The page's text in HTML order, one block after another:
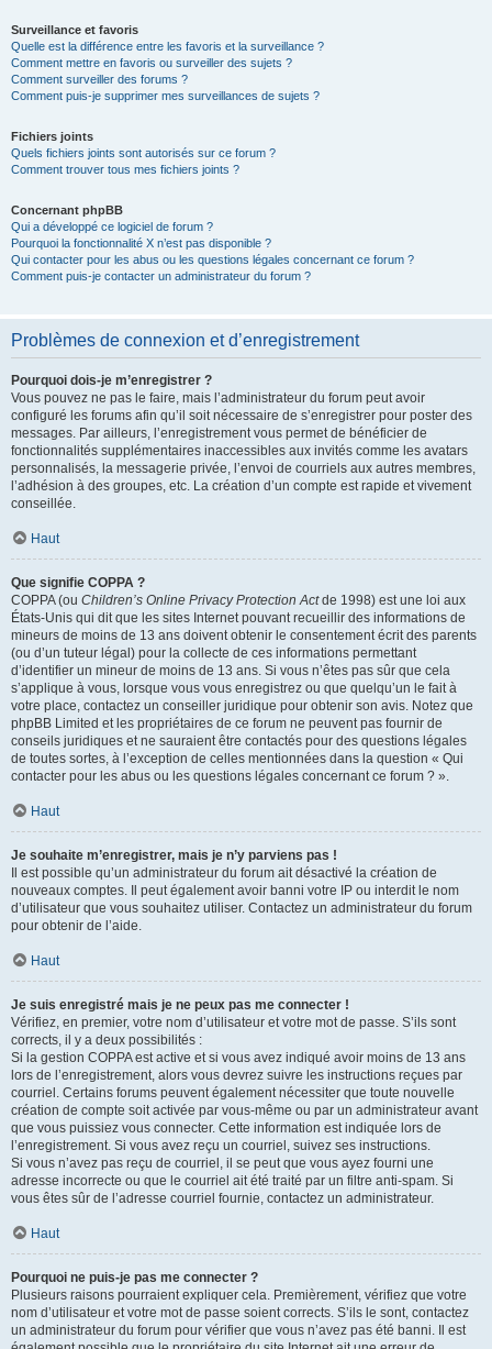
Surveillance et favoris
Quelle est la différence entre les favoris et la surveillance ?
Comment mettre en favoris ou surveiller des sujets ?
Comment surveiller des forums ?
Comment puis-je supprimer mes surveillances de sujets ?
Fichiers joints
Quels fichiers joints sont autorisés sur ce forum ?
Comment trouver tous mes fichiers joints ?
Concernant phpBB
Qui a développé ce logiciel de forum ?
Pourquoi la fonctionnalité X n’est pas disponible ?
Qui contacter pour les abus ou les questions légales concernant ce forum ?
Comment puis-je contacter un administrateur du forum ?
Problèmes de connexion et d’enregistrement
Pourquoi dois-je m’enregistrer ?
Vous pouvez ne pas le faire, mais l’administrateur du forum peut avoir
configuré les forums afin qu’il soit nécessaire de s’enregistrer pour poster des
messages. Par ailleurs, l’enregistrement vous permet de bénéficier de
fonctionnalités supplémentaires inaccessibles aux invités comme les avatars
personnalisés, la messagerie privée, l’envoi de courriels aux autres membres,
l’adhésion à des groupes, etc. La création d’un compte est rapide et vivement
conseillée.
Haut
Que signifie COPPA ?
COPPA (ou Children’s Online Privacy Protection Actde 1998) est une loi aux
États-Unis qui dit que les sites Internet pouvant recueillir des informations de
mineurs de moins de 13 ans doivent obtenir le consentement écrit des parents
(ou d’un tuteur légal) pour la collecte de ces informations permettant
d’identifier un mineur de moins de 13 ans. Si vous n’êtes pas sûr que cela
s’applique à vous, lorsque vous vous enregistrez ou que quelqu’un le fait à
votre place, contactez un conseiller juridique pour obtenir son avis. Notez que
phpBB Limited et les propriétaires de ce forum ne peuvent pas fournir de
conseils juridiques et ne sauraient être contactés pour des questions légales
de toutes sortes, à l’exception de celles mentionnées dans la question « Qui
contacter pour les abus ou les questions légales concernant ce forum ? ».
Haut
Je souhaite m’enregistrer, mais je n’y parviens pas !
Il est possible qu’un administrateur du forum ait désactivé la création de
nouveaux comptes. Il peut également avoir banni votre IP ou interdit le nom
d’utilisateur que vous souhaitez utiliser. Contactez un administrateur du forum
pour obtenir de l’aide.
Haut
Je suis enregistré mais je ne peux pas me connecter !
Vérifiez, en premier, votre nom d’utilisateur et votre mot de passe. S’ils sont
corrects, il y a deux possibilités :
Si la gestion COPPA est active et si vous avez indiqué avoir moins de 13 ans
lors de l’enregistrement, alors vous devrez suivre les instructions reçues par
courriel. Certains forums peuvent également nécessiter que toute nouvelle
création de compte soit activée par vous-même ou par un administrateur avant
que vous puissiez vous connecter. Cette information est indiquée lors de
l’enregistrement. Si vous avez reçu un courriel, suivez ses instructions.
Si vous n’avez pas reçu de courriel, il se peut que vous ayez fourni une
adresse incorrecte ou que le courriel ait été traité par un filtre anti-spam. Si
vous êtes sûr de l’adresse courriel fournie, contactez un administrateur.
Haut
Pourquoi ne puis-je pas me connecter ?
Plusieurs raisons pourraient expliquer cela. Premièrement, vérifiez que votre
nom d’utilisateur et votre mot de passe soient corrects. S’ils le sont, contactez
un administrateur du forum pour vérifier que vous n’avez pas été banni. Il est